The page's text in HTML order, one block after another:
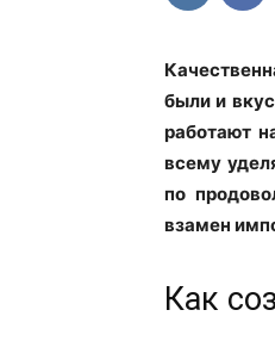
были и
работают
всему
по
взамен
Как